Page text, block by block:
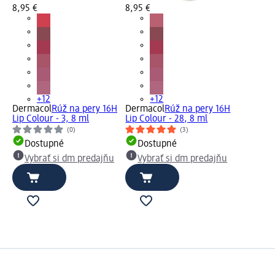
8,95 €
+12
DermacolRúž na pery 16H
Lip Colour - 3, 8 ml
(0)
Dostupné
Vybrať si dm predajňu
8,95 €
+12
DermacolRúž na pery 16H
Lip Colour - 28, 8 ml
(3)
Dostupné
Vybrať si dm predajňu